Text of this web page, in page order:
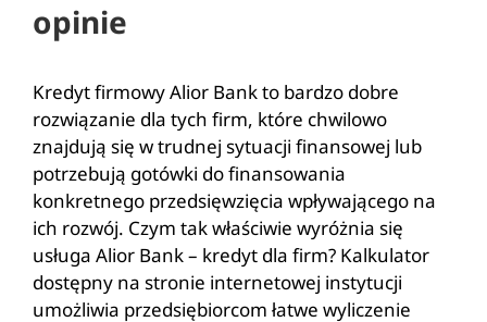
opinie
Kredyt firmowy Alior Bank to bardzo dobre
rozwiązanie dla tych firm, które chwilowo
znajdują się w trudnej sytuacji finansowej lub
potrzebują gotówki do finansowania
konkretnego przedsięwzięcia wpływającego na
ich rozwój. Czym tak właściwie wyróżnia się
usługa Alior Bank – kredyt dla firm? Kalkulator
dostępny na stronie internetowej instytucji
umożliwia przedsiębiorcom łatwe wyliczenie